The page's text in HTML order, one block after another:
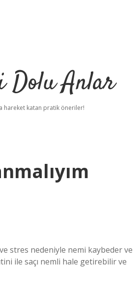
Dolu Anlar
hareket katan pratik öneriler!
stres nedeniyle nemi kaybeder ve
ile saçı nemli hale getirebilir ve